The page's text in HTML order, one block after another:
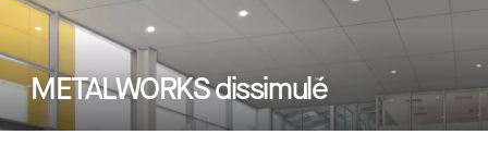
METALWORKS dissimulé